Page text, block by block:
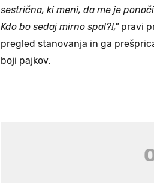
sestrična, ki meni, da me je
Kdo bo sedaj mirno spal?!,"pravi
pregled stanovanja in ga
boji pajkov.